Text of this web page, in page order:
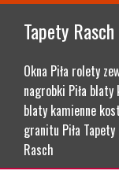
Tapety
Okna Piła rolety
nagrobki Piła blaty
blaty kamienne
granitu Piła
Rasch